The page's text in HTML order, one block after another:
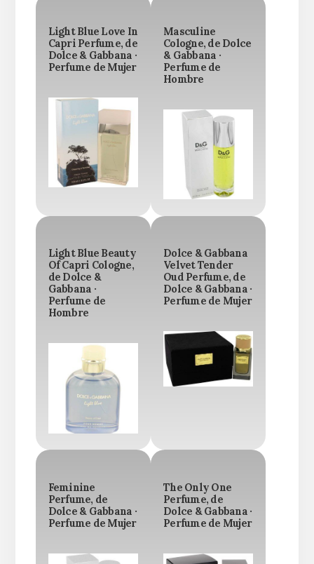
Light Blue Love In
Capri Perfume, de
Dolce & Gabbana ·
Perfume de Mujer
Masculine
Cologne, de Dolce
& Gabbana ·
Perfume de
Hombre
Light Blue Beauty
Of Capri Cologne,
de Dolce &
Gabbana ·
Perfume de
Hombre
Dolce & Gabbana
Velvet Tender
Oud Perfume, de
Dolce & Gabbana ·
Perfume de Mujer
Feminine
Perfume, de
Dolce & Gabbana ·
Perfume de Mujer
The Only One
Perfume, de
Dolce & Gabbana ·
Perfume de Mujer